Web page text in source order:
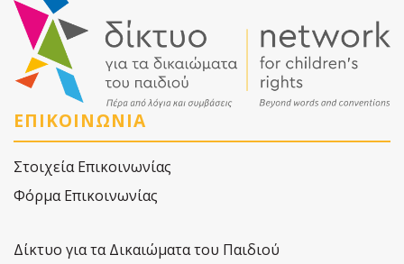
ΕΠΙΚΟΙΝΩΝΙΑ
Στοιχεία Επικοινωνίας
Φόρμα Επικοινωνίας
Δίκτυο για τα Δικαιώματα του Παιδιού